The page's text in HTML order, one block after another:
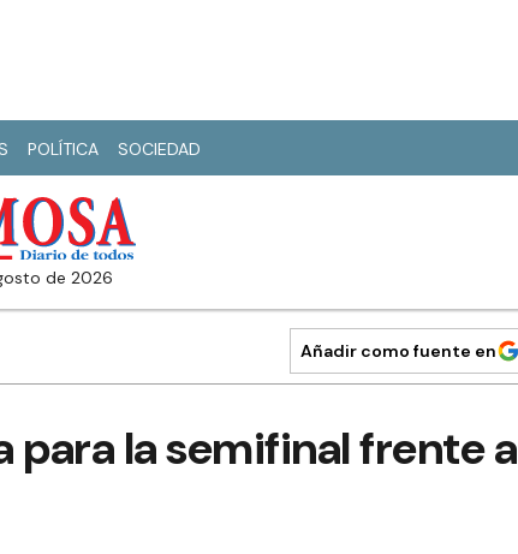
POLÍTICA SOCIEDAD
de 2026
Añadir como fuente en
para la semifinal frente a